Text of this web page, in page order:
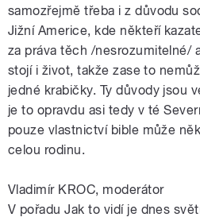
samozřejmě třeba i z důvodu
Jižní Americe, kde někteří
za práva těch /nesrozumitelné/
stojí i život, takže zase to
jedné krabičky. Ty důvody jsou
je to opravdu asi tedy v té
pouze vlastnictví bible může
celou rodinu.
Vladimír KROC, moderátor
V pořadu Jak to vidí je dnes